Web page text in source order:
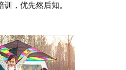
，优先然后知。